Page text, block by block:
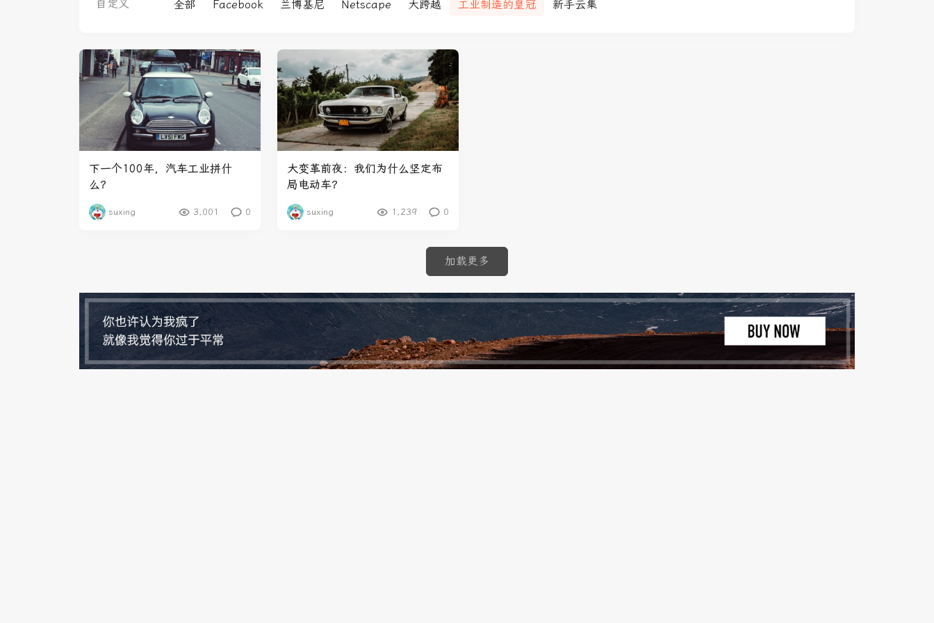
自定义 全部 Facebook 兰博基尼 Netscape 大跨越 工业制造的皇冠 新手云集
下一个100年，汽车工业拼什
么？
suxing 3,001 0
大变革前夜：我们为什么坚定布
局电动车？
suxing 1,239 0
加载更多